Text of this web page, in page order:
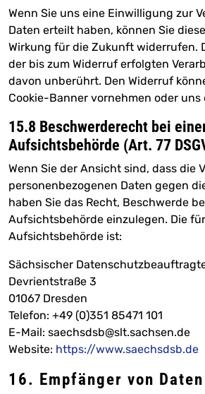
Wenn Sie uns eine Einwilligung zur
Daten erteilt haben, können Sie
Wirkung für die Zukunft widerrufen.
der bis zum Widerruf erfolgten
davon unberührt. Den Widerruf
Cookie-Banner vornehmen oder
15.8 Beschwerderecht bei
Aufsichtsbehörde (Art. 77
Wenn Sie der Ansicht sind, dass die
personenbezogenen Daten gegen
haben Sie das Recht, Beschwerde
Aufsichtsbehörde einzulegen. Die
Aufsichtsbehörde ist:
Sächsischer
Devrientstraße 3
01067 Dresden
Telefon: +49 (0)351 85471 101
E-Mail: saechsdsb@slt.sachsen.de
Website: https://www.saechsdsb.de
16. Empfänger von Daten